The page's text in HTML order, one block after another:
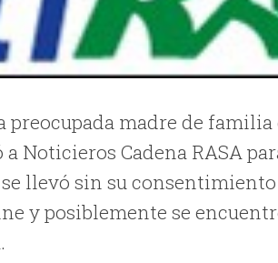
madre de familia
Noticieros Cadena RASA
se llevó sin su
y posiblemente se